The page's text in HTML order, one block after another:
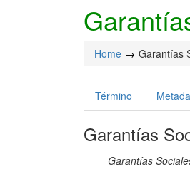
Home Garantías
Término
Garantías
Garantías